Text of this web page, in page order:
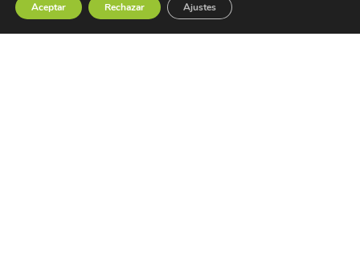
Aceptar Rechazar Ajustes